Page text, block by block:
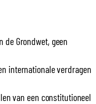
de Grondwet, geen
internationale verdragen
van een constitutioneel